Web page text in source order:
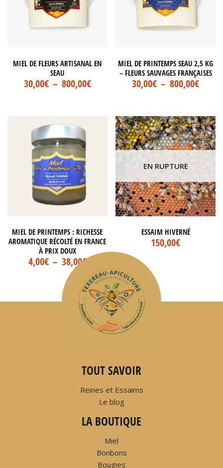
MIEL DE FLEURS ARTISANAL EN
SEAU
30,00€ – 800,00€
MIEL DE PRINTEMPS SEAU 2,5 KG
– FLEURS SAUVAGES FRANÇAISES
30,00€ – 800,00€
MIEL DE PRINTEMPS : RICHESSE
AROMATIQUE RÉCOLTÉ EN FRANCE
À PRIX DOUX
4,00€ – 38,00€
EN RUPTURE
ESSAIM HIVERNÉ
150,00€
TOUT SAVOIR
Reines et Essaims
Le blog
LA BOUTIQUE
Miel
Bonbons
Bougies